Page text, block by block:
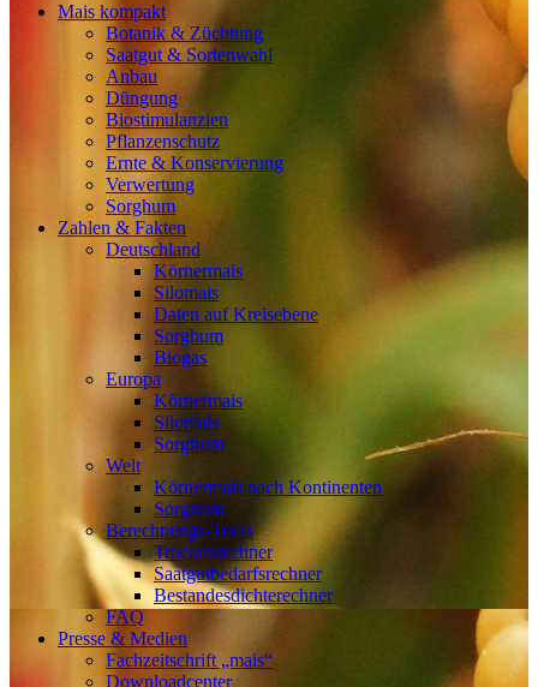
Mais kompakt
Botanik & Züchtung
Saatgut & Sortenwahl
Anbau
Düngung
Biostimulanzien
Pflanzenschutz
Ernte & Konservierung
Verwertung
Sorghum
Zahlen & Fakten
Deutschland
Körnermais
Silomais
Daten auf Kreisebene
Sorghum
Biogas
Europa
Körnermais
Silomais
Sorghum
Welt
Körnermais nach Kontinenten
Sorghum
Berechnungs-Tools
Trockenrechner
Saatgutbedarfsrechner
Bestandesdichterechner
FAQ
Presse & Medien
Fachzeitschrift „mais“
Downloadcenter